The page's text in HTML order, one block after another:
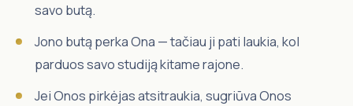
savo butą.
Jono butą perka Ona — tačiau ji pati laukia, kol
parduos savo studiją kitame rajone.
Jei Onos pirkėjas atsitraukia, sugriūva Onos